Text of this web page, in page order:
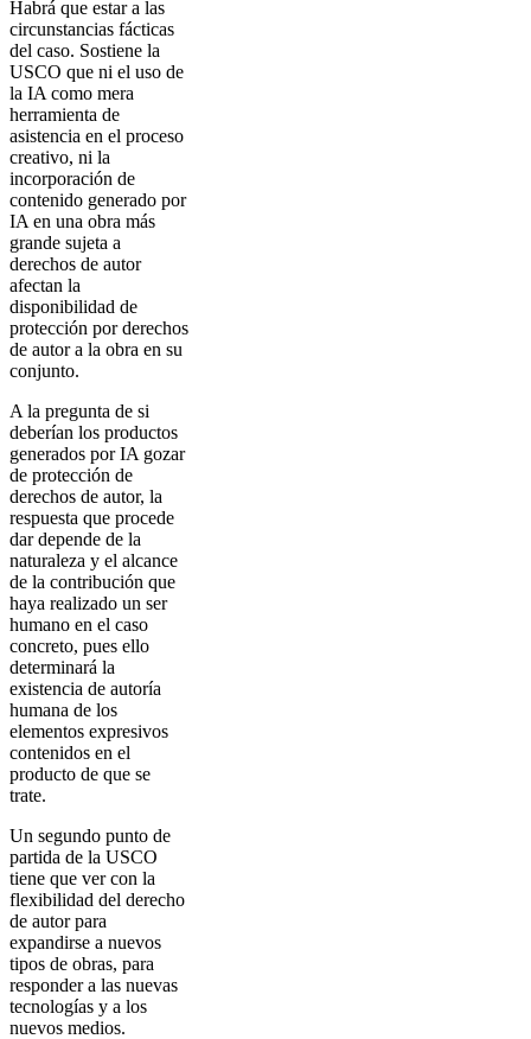
Habrá que estar a las
circunstancias fácticas
del caso. Sostiene la
USCO que ni el uso de
la IA como mera
herramienta de
asistencia en el proceso
creativo, ni la
incorporación de
contenido generado por
IA en una obra más
grande sujeta a
derechos de autor
afectan la
disponibilidad de
protección por derechos
de autor a la obra en su
conjunto.
A la pregunta de si
deberían los productos
generados por IA gozar
de protección de
derechos de autor, la
respuesta que procede
dar depende de la
naturaleza y el alcance
de la contribución que
haya realizado un ser
humano en el caso
concreto, pues ello
determinará la
existencia de autoría
humana de los
elementos expresivos
contenidos en el
producto de que se
trate.
Un segundo punto de
partida de la USCO
tiene que ver con la
flexibilidad del derecho
de autor para
expandirse a nuevos
tipos de obras, para
responder a las nuevas
tecnologías y a los
nuevos medios.